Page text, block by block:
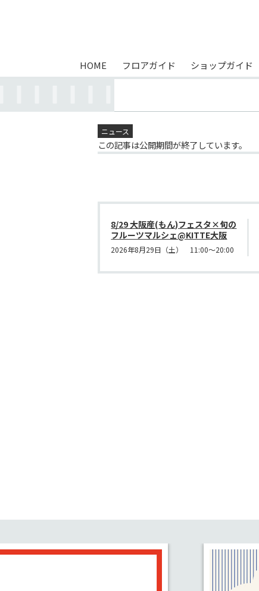
HOME フロアガイド ショップガイド
ニュース
この記事は公開期間が終了しています。
8/29 大阪産(もん)フェスタ×旬の
フルーツマルシェ@KITTE大阪
2026年8月29日（土） 11:00～20:00